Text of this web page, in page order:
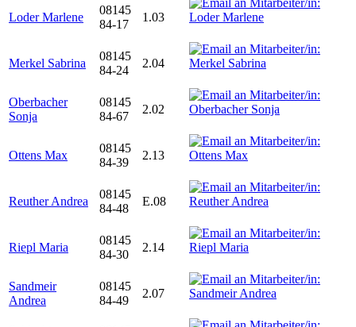
Loder Marlene
08145
84-17
1.03
Merkel Sabrina
08145
84-24
2.04
Oberbacher
Sonja
08145
84-67
2.02
Ottens Max
08145
84-39
2.13
Reuther Andrea
08145
84-48
E.08
Riepl Maria
08145
84-30
2.14
Sandmeir
Andrea
08145
84-49
2.07